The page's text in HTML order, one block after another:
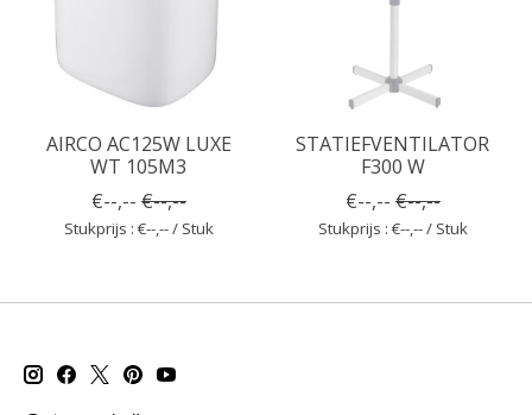
AIRCO AC125W LUXE
WT 105M3
€--,-- €--,--
Stukprijs : €--,-- / Stuk
STATIEFVENTILATOR
F300 W
€--,-- €--,--
Stukprijs : €--,-- / Stuk